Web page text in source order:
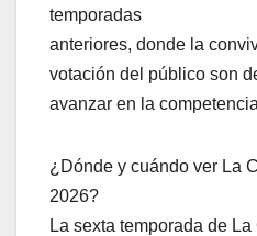
temporadas
anteriores, donde la
votación del público son
avanzar en la
¿Dónde y cuándo ver La
2026?
La sexta temporada de